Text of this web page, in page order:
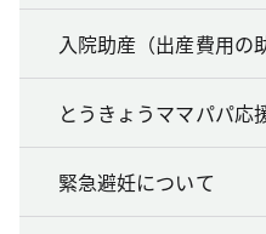
入院助産（出産費用の
とうきょうママパパ応
緊急避妊について